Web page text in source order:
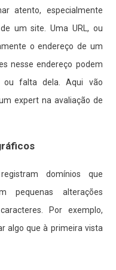
atento, especialmente
um site. Uma URL, ou
o endereço de um
nesse endereço podem
ou falta dela. Aqui vão
expert na avaliação de
domínios que
pequenas alterações
Por exemplo,
algo que à primeira vista